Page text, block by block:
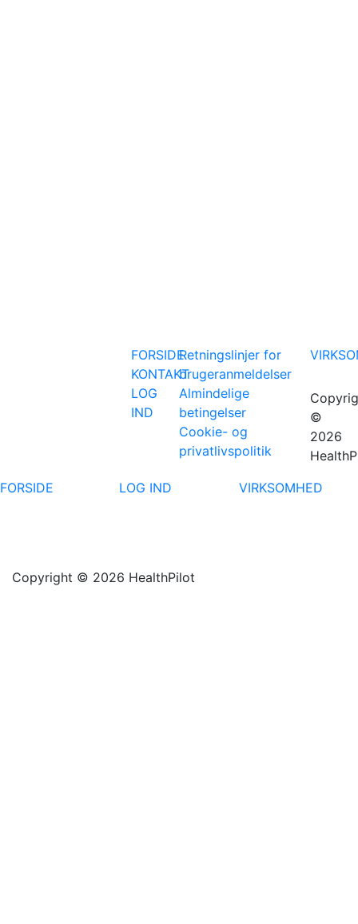
FORSIDE
KONTAKT
LOG
IND
Retningslinjer for
brugeranmeldelser
Almindelige
betingelser
Cookie- og
privatlivspolitik
©
2026
FORSIDE
LOG IND VIRKSOMHED
Copyright © 2026 HealthPilot